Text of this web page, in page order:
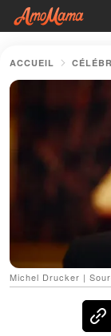
ACCUEIL
Michel Drucker |